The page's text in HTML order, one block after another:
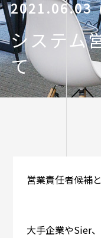
2021.06.03
システム
て
営業責任者候補
大手企業やSier